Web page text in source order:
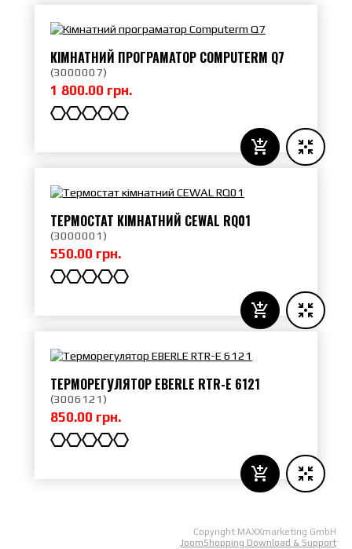
КІМНАТНИЙ ПРОГРАМАТОР COMPUTERM Q7
(3000007)
1 800.00 грн.
ТЕРМОСТАТ КІМНАТНИЙ CEWAL RQ01
(3000001 )
550.00 грн.
ТЕРМОРЕГУЛЯТОР EBERLE RTR-E 6121
(3006121 )
850.00 грн.
Copyright MAXXmarketing GmbH
JoomShopping Download & Support